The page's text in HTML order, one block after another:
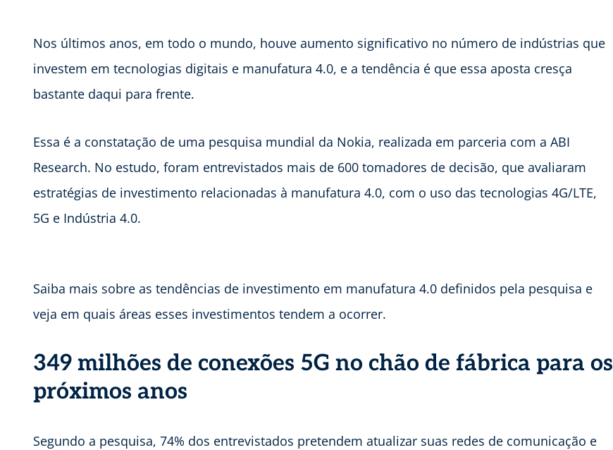
Nos últimos anos, em todo o mundo, houve aumento significativo no número de indústrias que
investem em tecnologias digitais e manufatura 4.0, e a tendência é que essa aposta cresça
bastante daqui para frente.
Essa é a constatação de uma pesquisa mundial da Nokia, realizada em parceria com a ABI
Research. No estudo, foram entrevistados mais de 600 tomadores de decisão, que avaliaram
estratégias de investimento relacionadas à manufatura 4.0, com o uso das tecnologias 4G/LTE,
5G e Indústria 4.0.
Saiba mais sobre as tendências de investimento em manufatura 4.0 definidos pela pesquisa e
veja em quais áreas esses investimentos tendem a ocorrer.
349 milhões de conexões 5G no chão de fábrica para os
próximos anos
Segundo a pesquisa, 74% dos entrevistados pretendem atualizar suas redes de comunicação e